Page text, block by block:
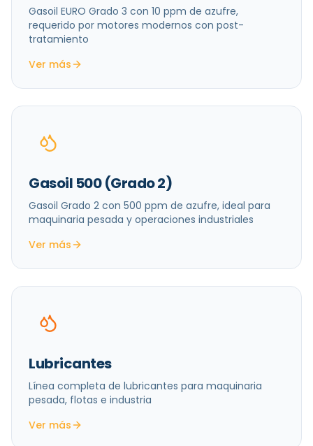
Gasoil EURO Grado 3 con 10 ppm de azufre,
requerido por motores modernos con post-
tratamiento
Ver más
Gasoil 500 (Grado 2)
Gasoil Grado 2 con 500 ppm de azufre, ideal para
maquinaria pesada y operaciones industriales
Ver más
Lubricantes
Línea completa de lubricantes para maquinaria
pesada, flotas e industria
Ver más